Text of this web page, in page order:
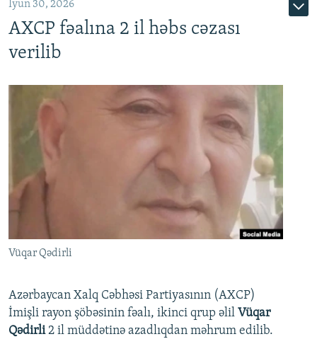
İyun 30, 2026
AXCP fəalına 2 il həbs cəzası
verilib
Vüqar Qədirli
Azərbaycan Xalq Cəbhəsi Partiyasının (AXCP)
İmişli rayon şöbəsinin fəalı, ikinci qrup əlil Vüqar
Qədirli2 il müddətinə azadlıqdan məhrum edilib.